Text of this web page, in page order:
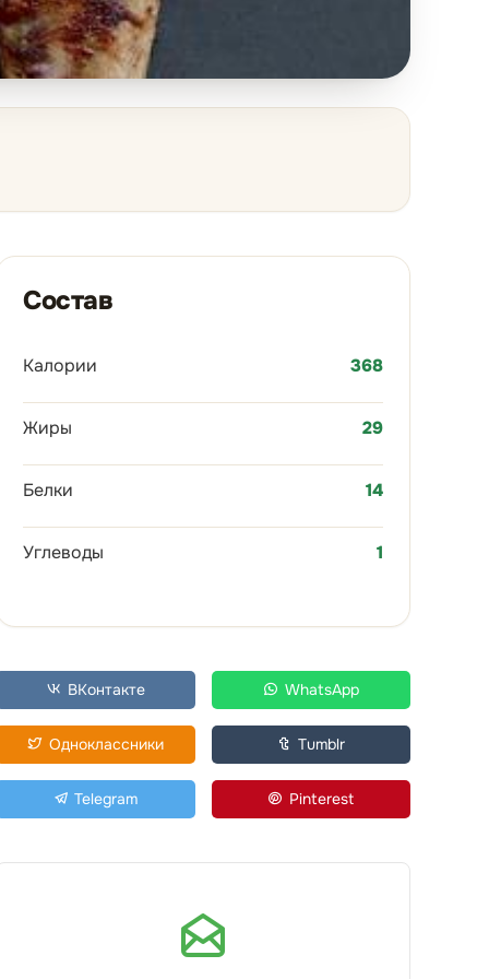
Состав
Калории 368
Жиры 29
Белки 14
Углеводы 1
ВКонтакте WhatsApp
Одноклассники Tumblr
Telegram Pinterest